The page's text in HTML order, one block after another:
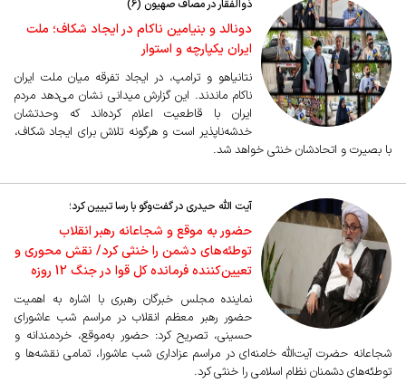
ذوالفقار در مصاف صهیون (۶)
دونالد و بنیامین ناکام در ایجاد شکاف؛ ملت
ایران یکپارچه و استوار
نتانیاهو و ترامپ، در ایجاد تفرقه میان ملت ایران
ناکام ماندند. این گزارش میدانی نشان می‌دهد مردم
ایران با قاطعیت اعلام کرده‌اند که وحدتشان
خدشه‌ناپذیر است و هرگونه تلاش برای ایجاد شکاف،
با بصیرت و اتحادشان خنثی خواهد شد.
آیت الله حیدری در گفت‌وگو با رسا تبیین کرد؛
حضور به موقع و شجاعانه رهبر انقلاب
توطئه‌های دشمن را خنثی کرد/ نقش محوری و
تعیین‌کننده فرمانده کل قوا در جنگ 12 روزه
نماینده مجلس خبرگان رهبری با اشاره به اهمیت
حضور رهبر معظم انقلاب در مراسم شب عاشورای
حسینی، تصریح کرد: حضور به‌موقع، خردمندانه و
شجاعانه حضرت آیت‌الله خامنه‌ای در مراسم عزاداری شب عاشورا، تمامی نقشه‌ها و
توطئه‌های دشمنان نظام اسلامی را خنثی کرد.